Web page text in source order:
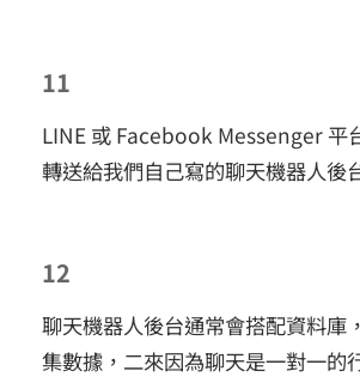
11
LINE 或 Facebook Messenger 平
轉送給我們自己寫的聊天機器人後
12
聊天機器人後台通常會搭配資料庫
集數據，二來因為聊天是一對一的